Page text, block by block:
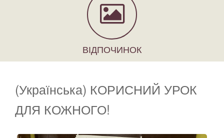
ВІДПОЧИНОК
(Українська) КОРИСНИЙ УРОК
ДЛЯ КОЖНОГО!